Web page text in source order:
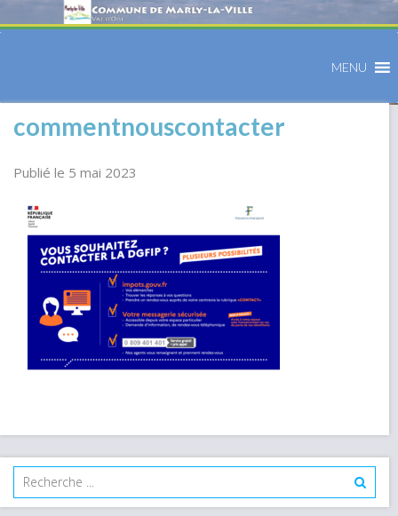
MENU
commentnouscontacter
Publié le 5 mai 2023